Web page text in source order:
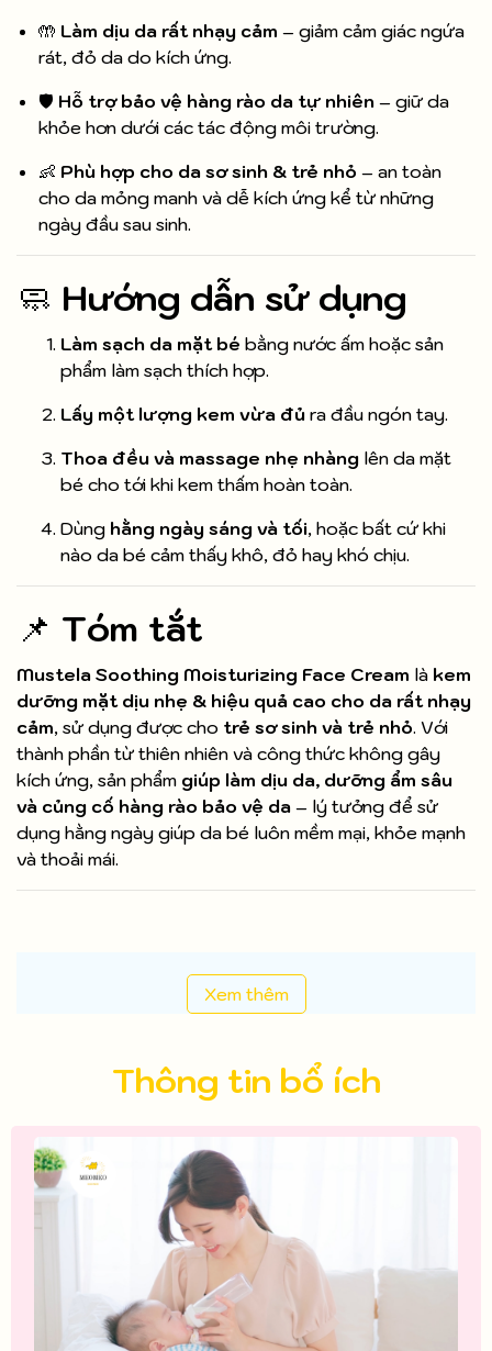
🤲 Làm dịu da rất nhạy cảm – giảm cảm giác ngứa
rát, đỏ da do kích ứng.
🛡️ Hỗ trợ bảo vệ hàng rào da tự nhiên – giữ da
khỏe hơn dưới các tác động môi trường.
👶 Phù hợp cho da sơ sinh & trẻ nhỏ – an toàn
cho da mỏng manh và dễ kích ứng kể từ những
ngày đầu sau sinh.
🧼 Hướng dẫn sử dụng
Làm sạch da mặt bé bằng nước ấm hoặc sản
phẩm làm sạch thích hợp.
Lấy một lượng kem vừa đủ ra đầu ngón tay.
Thoa đều và massage nhẹ nhàng lên da mặt
bé cho tới khi kem thấm hoàn toàn.
Dùng hằng ngày sáng và tối, hoặc bất cứ khi
nào da bé cảm thấy khô, đỏ hay khó chịu.
📌 Tóm tắt
Mustela Soothing Moisturizing Face Cream là kem
dưỡng mặt dịu nhẹ & hiệu quả cao cho da rất nhạy
cảm, sử dụng được cho trẻ sơ sinh và trẻ nhỏ. Với
thành phần từ thiên nhiên và công thức không gây
kích ứng, sản phẩm giúp làm dịu da, dưỡng ẩm sâu
và củng cố hàng rào bảo vệ da – lý tưởng để sử
dụng hằng ngày giúp da bé luôn mềm mại, khỏe mạnh
và thoải mái.
Xem thêm
Thông tin bổ ích